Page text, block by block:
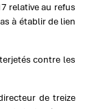
relative au refus
à établir de lien
contre les
de treize